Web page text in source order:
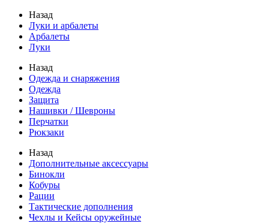
Назад
Луки и арбалеты
Арбалеты
Луки
Назад
Одежда и снаряжения
Одежда
Защита
Нашивки / Шевроны
Перчатки
Рюкзаки
Назад
Дополнительные аксессуары
Бинокли
Кобуры
Рации
Тактические дополнения
Чехлы и Кейсы оружейные